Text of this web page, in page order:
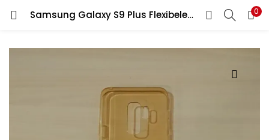
Samsung Galaxy S9 Plus Flexibelen Siliconen Backcover 0
LOGIN REGISTER